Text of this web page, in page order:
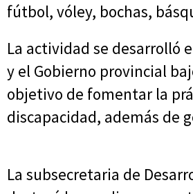
fútbol, vóley, bochas,
La actividad se desarrolló
y el Gobierno provincial
objetivo de fomentar la
discapacidad, además de
La subsecretaria de